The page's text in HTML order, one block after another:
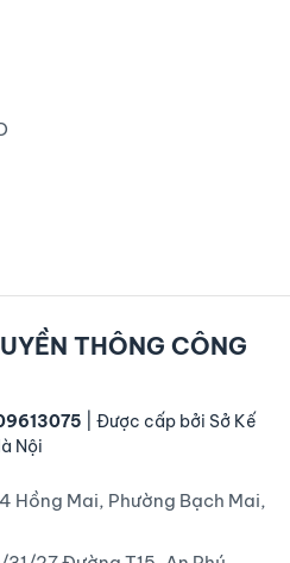
THÔNG CÔNG
| Được cấp bởi Sở Kế
Nội
Hồng Mai, Phường Bạch Mai,